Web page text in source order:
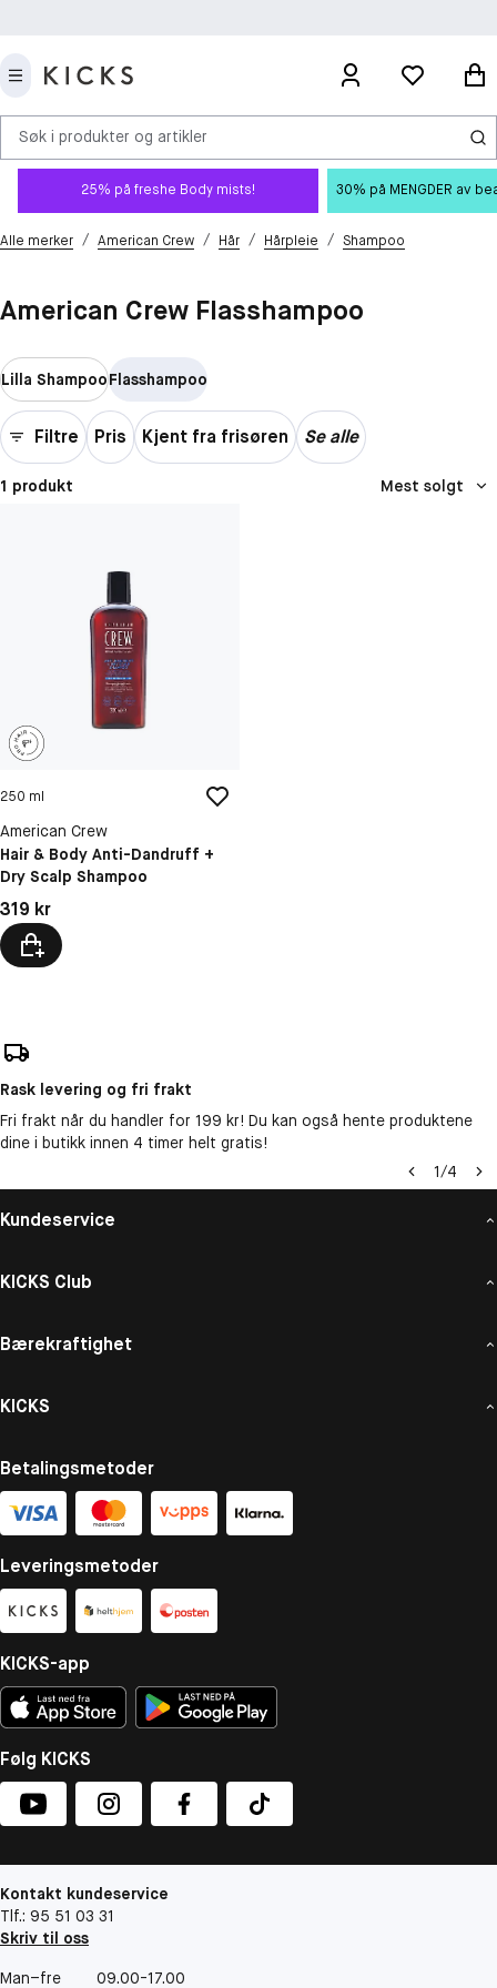
Søk i produkter og artikler
25% på freshe Body mists! 30% på MENGDER av
Alle merker / American Crew / Hår / Hårpleie / Shampoo
American Crew Flasshampoo
Lilla ShampooFlasshampoo
Filtre Pris Kjent fra frisøren Se alle
1 produkt Mest solgt
250 ml
American Crew
Hair & Body Anti-Dandruff +
Dry Scalp Shampoo
Pris: 319 kr
319 kr
Rask levering og fri frakt
Fri frakt når du handler for 199 kr! Du kan også hente produktene
dine i butikk innen 4 timer helt gratis!
1/4
Kundeservice
KICKS Club
Bærekraftighet
KICKS
Betalingsmetoder
Leveringsmetoder
KICKS-app
Følg KICKS
Kontakt kundeservice
Tlf.: 95 51 03 31
Skriv til oss
Man–fre
09.00-17.00